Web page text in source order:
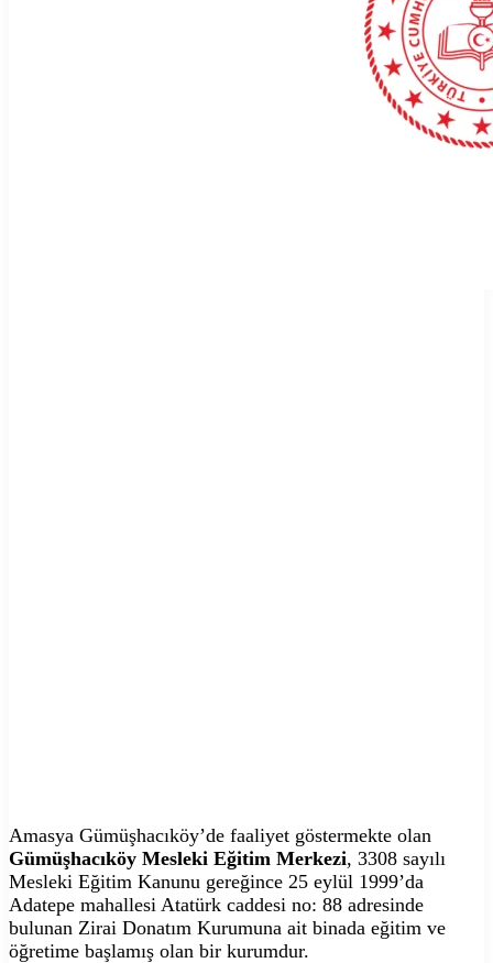
Amasya Gümüşhacıköy’de faaliyet göstermekte olan
Gümüşhacıköy Mesleki Eğitim Merkezi, 3308 sayılı
Mesleki Eğitim Kanunu gereğince 25 eylül 1999’da
Adatepe mahallesi Atatürk caddesi no: 88 adresinde
bulunan Zirai Donatım Kurumuna ait binada eğitim ve
öğretime başlamış olan bir kurumdur.